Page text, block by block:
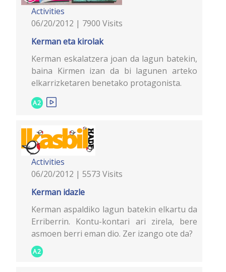
Activities
06/20/2012 | 7900 Visits
Kerman eta kirolak
Kerman eskalatzera joan da lagun batekin,
baina Kirmen izan da bi lagunen arteko
elkarrizketaren benetako protagonista.
A2
Activities
06/20/2012 | 5573 Visits
Kerman idazle
Kerman aspaldiko lagun batekin elkartu da
Erriberrin. Kontu-kontari ari zirela, bere
asmoen berri eman dio. Zer izango ote da?
A2